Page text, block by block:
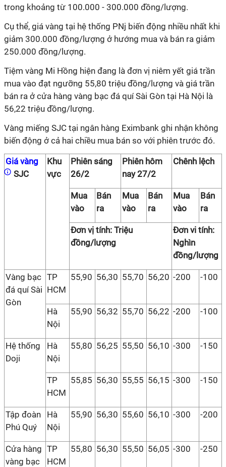
trong khoảng từ 100.000 - 300.000 đồng/lượng.
Cụ thể, giá vàng tại hệ thống PNj biến động nhiều nhất khi
giảm 300.000 đồng/lượng ở hướng mua và bán ra giảm
250.000 đồng/lượng.
Tiệm vàng Mi Hồng hiện đang là đơn vị niêm yết giá trần
mua vào đạt ngưỡng 55,80 triệu đồng/lượng và giá trần
bán ra ở cửa hàng vàng bạc đá quí Sài Gòn tại Hà Nội là
56,22 triệu đồng/lượng.
Vàng miếng SJC tại ngân hàng Eximbank ghi nhận không
biến động ở cả hai chiều mua bán so với phiên trước đó.
Giá vàng
SJC
Khu
vực
Phiên sáng
26/2
Phiên hôm
nay 27/2
Chênh lệch
Mua
vào
Bán
ra
Mua
vào
Bán
ra
Mua
vào
Bán
ra
Đơn vị tính: Triệu
đồng/lượng
Đơn vi tính:
Nghìn
đồng/lượng
Vàng bạc
đá quí Sài
Gòn
TP
HCM
55,90 56,30 55,70 56,20 -200 -100
Hà
Nội
55,90 56,32 55,70 56,22 -200 -100
Hệ thống
Doji
Hà
Nội
55,80 56,25 55,50 56,10 -300 -150
TP
HCM
55,85 56,30 55,55 56,15 -300 -150
Tập đoàn
Phú Quý
Hà
Nội
55,90 56,30 55,60 56,10 -300 -200
Cửa hàng
vàng bạc
TP
HCM
55,80 56,30 55,50 56,05 -300 -250